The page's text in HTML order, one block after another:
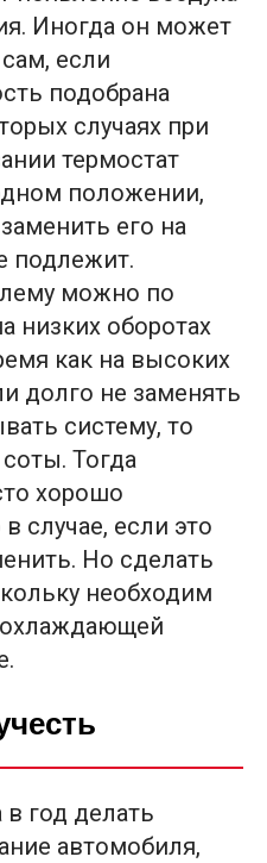
Иногда он может
если
подобрана
случаях при
термостат
положении,
его на
подлежит.
можно по
низких оборотах
как на высоких
долго не заменять
систему, то
Тогда
хорошо
случае, если это
Но сделать
необходим
год делать
автомобиля,